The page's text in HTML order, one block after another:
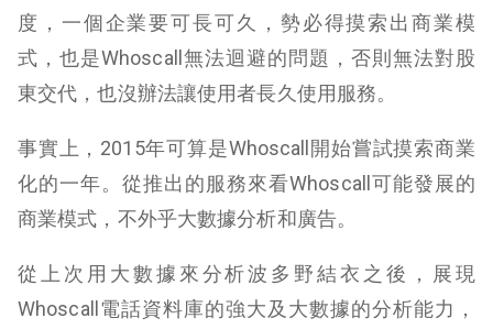
度，一個企業要可長可久，勢必得摸索出商業模
式，也是Whoscall無法迴避的問題，否則無法對股
東交代，也沒辦法讓使用者長久使用服務。
事實上，2015年可算是Whoscall開始嘗試摸索商業
化的一年。從推出的服務來看Whoscall可能發展的
商業模式，不外乎大數據分析和廣告。
從上次用大數據來分析波多野結衣之後，展現
Whoscall電話資料庫的強大及大數據的分析能力，